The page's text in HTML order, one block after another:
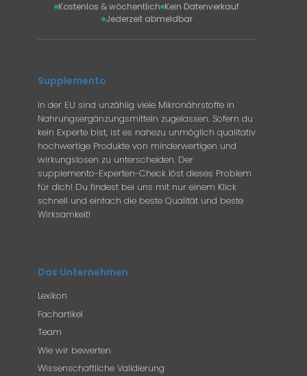
Kostenlos & wöchentlich Kein Datenverkauf
Jederzeit abmeldbar
Supplemento
In der EU sind unzählig viele Mikronährstoffe in
Nahrungsergänzungsmitteln zugelassen. Sofern du
kein Experte bist, ist es nahezu unmöglich qualitativ
hochwertige Produkte von minderwertigen und
wirkungslosen zu unterscheiden. Der
supplemento-Experten-Check löst dieses Problem
für dich! Du findest bei uns mit nur einem Klick
schnell und einfach die beste Qualität und beste
Wirksamkeit!
Das Unternehmen
Lexikon
Fachartikel
Team
Wie wir bewerten
Wissenschaftliche Validierung